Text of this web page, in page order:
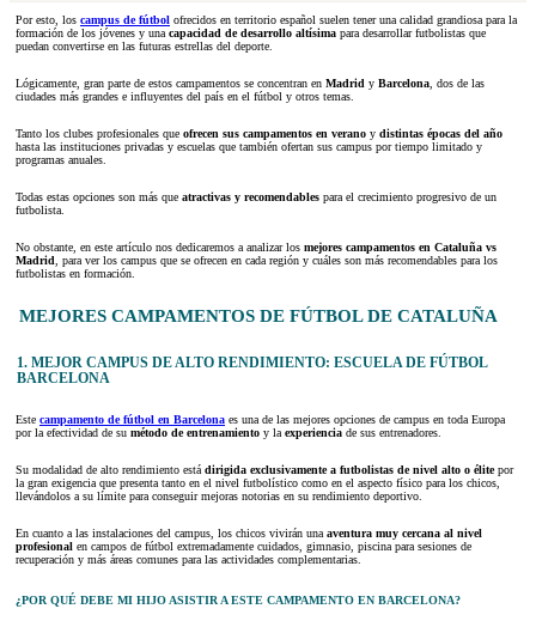
Por esto, los campus de fútbol ofrecidos en territorio español suelen tener una calidad grandiosa para la
formación de los jóvenes y una capacidad de desarrollo altísima para desarrollar futbolistas que
puedan convertirse en las futuras estrellas del deporte.
Lógicamente, gran parte de estos campamentos se concentran en Madrid y Barcelona , dos de las
ciudades más grandes e influyentes del país en el fútbol y otros temas.
Tanto los clubes profesionales que ofrecen sus campamentos en verano y distintas épocas del año
hasta las instituciones privadas y escuelas que también ofertan sus campus por tiempo limitado y
programas anuales.
Todas estas opciones son más que atractivas y recomendables para el crecimiento progresivo de un
futbolista.
No obstante, en este artículo nos dedicaremos a analizar los mejores campamentos en Cataluña vs
Madrid , para ver los campus que se ofrecen en cada región y cuáles son más recomendables para los
futbolistas en formación.
MEJORES CAMPAMENTOS DE FÚTBOL DE CATALUÑA
1. MEJOR CAMPUS DE ALTO RENDIMIENTO: ESCUELA DE FÚTBOL
BARCELONA
Este campamento de fútbol en Barcelona es una de las mejores opciones de campus en toda Europa
por la efectividad de su método de entrenamiento y la experiencia de sus entrenadores.
Su modalidad de alto rendimiento está dirigida exclusivamente a futbolistas de nivel alto o élitepor
la gran exigencia que presenta tanto en el nivel futbolístico como en el aspecto físico para los chicos,
llevándolos a su límite para conseguir mejoras notorias en su rendimiento deportivo.
En cuanto a las instalaciones del campus, los chicos vivirán una aventura muy cercana al nivel
profesional en campos de fútbol extremadamente cuidados, gimnasio, piscina para sesiones de
recuperación y más áreas comunes para las actividades complementarias.
¿POR QUÉ DEBE MI HIJO ASISTIR A ESTE CAMPAMENTO EN BARCELONA?